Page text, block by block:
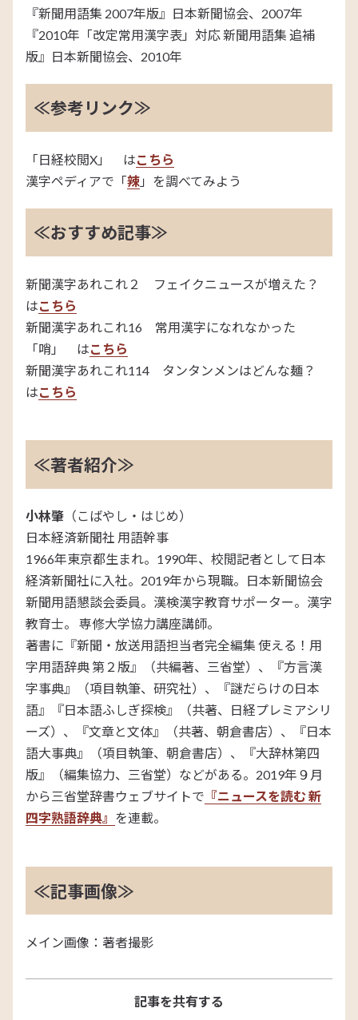
『新聞用語集 2007年版』日本新聞協会、2007年
『2010年「改定常用漢字表」対応 新聞用語集 追補
版』日本新聞協会、2010年
≪参考リンク≫
「日経校閲X」 はこちら
漢字ペディアで「辣」を調べてみよう
≪おすすめ記事≫
新聞漢字あれこれ２ フェイクニュースが増えた？
はこちら
新聞漢字あれこれ16 常用漢字になれなかった
「哨」 はこちら
新聞漢字あれこれ114 タンタンメンはどんな麺？
はこちら
≪著者紹介≫
小林肇（こばやし・はじめ）
日本経済新聞社 用語幹事
1966年東京都生まれ。1990年、校閲記者として日本
経済新聞社に入社。2019年から現職。日本新聞協会
新聞用語懇談会委員。漢検漢字教育サポーター。漢字
教育士。 専修大学協力講座講師。
著書に『新聞・放送用語担当者完全編集 使える！用
字用語辞典 第２版』（共編著、三省堂）、『方言漢
字事典』（項目執筆、研究社）、『謎だらけの日本
語』『日本語ふしぎ探検』（共著、日経プレミアシリ
ーズ）、『文章と文体』（共著、朝倉書店）、『日本
語大事典』（項目執筆、朝倉書店）、『大辞林第四
版』（編集協力、三省堂）などがある。2019年９月
から三省堂辞書ウェブサイトで 『ニュースを読む 新
四字熟語辞典』
を連載。
≪記事画像≫
メイン画像：著者撮影
記事を共有する